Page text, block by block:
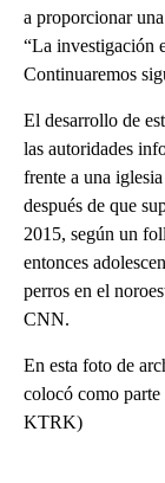
a proporcionar
“La investigación
Continuaremos
El desarrollo de
las autoridades
frente a una
después de que
2015, según un
entonces
perros en el
CNN.
En esta foto de
colocó como
KTRK)